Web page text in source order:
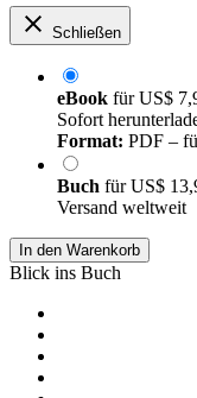
Schließen
eBook fürUS$
Sofort
Format: PDF –
Buch fürUS$
Versand weltweit
In den Warenkorb
Blick ins Buch